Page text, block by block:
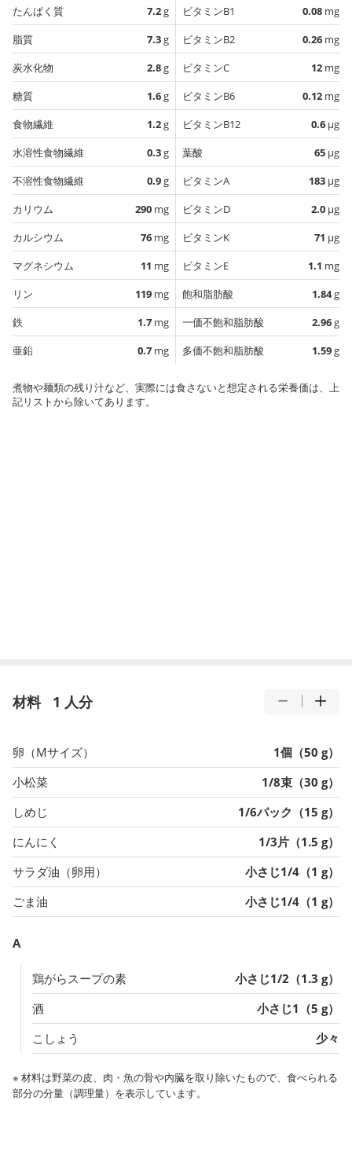
たんぱく質
7.2g
脂質
7.3g
炭水化物
2.8g
糖質
1.6g
食物繊維
1.2g
水溶性食物繊維
0.3g
不溶性食物繊維
0.9g
カリウム
290 mg
カルシウム
76 mg
マグネシウム
11 mg
リン
119 mg
鉄
1.7 mg
亜鉛
0.7 mg
ビタミンB1
0.08 mg
ビタミンB2
0.26 mg
ビタミンC
12 mg
ビタミンB6
0.12 mg
ビタミンB12
0.6 µg
葉酸
65 µg
ビタミンA
183 µg
ビタミンD
2.0 µg
ビタミンK
71 µg
ビタミンE
1.1 mg
飽和脂肪酸
1.84g
一価不飽和脂肪酸
2.96g
多価不飽和脂肪酸
1.59g
煮物や麺類の残り汁など、実際には食さないと想定される栄養価は、上
記リストから除いてあります。
材料 1 人分
卵（Mサイズ）
1個（50 g）
小松菜
1/8束（30 g）
しめじ
1/6パック（15 g）
にんにく
1/3片（1.5 g）
サラダ油（卵用）
小さじ1/4（1 g）
ごま油
小さじ1/4（1 g）
A
鶏がらスープの素
小さじ1/2（1.3 g）
酒
小さじ1（5 g）
こしょう
少々
※ 材料は野菜の皮、肉・魚の骨や内臓を取り除いたもので、食べられる
部分の分量（調理量）を表示しています。